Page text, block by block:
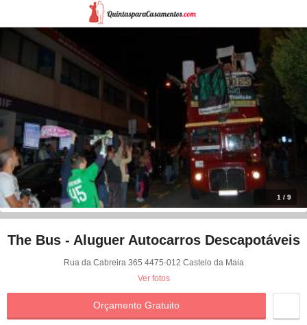
1 / 9
The Bus - Aluguer Autocarros Descapotáveis
Rua da Cabreira 365 4475-012 Castelo da Maia
Ver fotos
Orçamento Gratuito